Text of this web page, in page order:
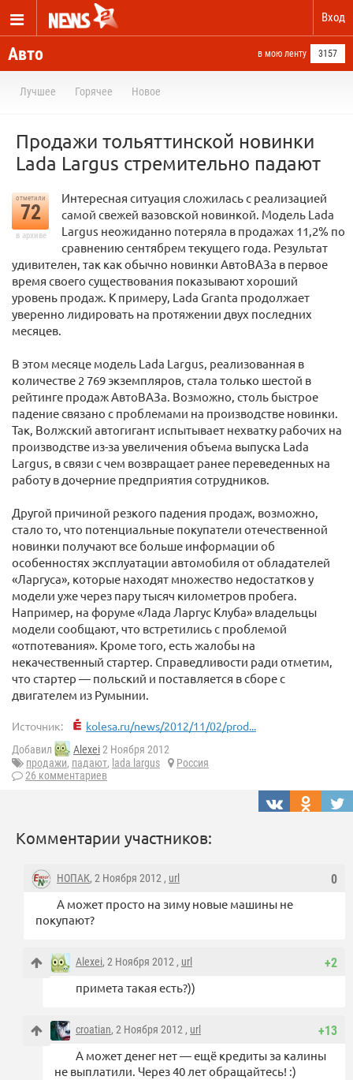
Вход
Авто в мою ленту 3157
Лучшее Горячее Новое
Продажи тольяттинской новинки
Lada Largus стремительно падают
отметили
72
в архиве
Интересная ситуация сложилась с реализацией
самой свежей вазовской новинкой. Модель Lada
Largus неожиданно потеряла в продажах 11,2% по
сравнению сентябрем текущего года. Результат
удивителен, так как обычно новинки АвтоВАЗа в первое
время своего существования показывают хороший
уровень продаж. К примеру, Lada Granta продолжает
уверенно лидировать на протяжении двух последних
месяцев.
В этом месяце модель Lada Largus, реализованная в
количестве 2 769 экземпляров, стала только шестой в
рейтинге продаж АвтоВАЗа. Возможно, столь быстрое
падение связано с проблемами на производстве новинки.
Так, Волжский автогигант испытывает нехватку рабочих на
производстве из-за увеличения объема выпуска Lada
Largus, в связи с чем возвращает ранее переведенных на
работу в дочерние предприятия сотрудников.
Другой причиной резкого падения продаж, возможно,
стало то, что потенциальные покупатели отечественной
новинки получают все больше информации об
особенностях эксплуатации автомобиля от обладателей
«Ларгуса», которые находят множество недостатков у
модели уже через пару тысяч километров пробега.
Например, на форуме «Лада Ларгус Клуба» владельцы
модели сообщают, что встретились с проблемой
«отпотевания». Кроме того, есть жалобы на
некачественный стартер. Справедливости ради отметим,
что стартер — польский и поставляется в сборе с
двигателем из Румынии.
Источник: kolesa.ru/news/2012/11/02/prod...
Добавил Alexei2 Ноября 2012
продажи, падают, lada largus
Россия
26 комментариев
Комментарии участников:
0
НОПАК, 2 Ноября 2012 , url
А может просто на зиму новые машины не
покупают?
+2
Alexei, 2 Ноября 2012 , url
примета такая есть?))
+13
croatian, 2 Ноября 2012 , url
А может денег нет — ещё кредиты за калины
не выплатили. Через 40 лет обращайтесь! :)